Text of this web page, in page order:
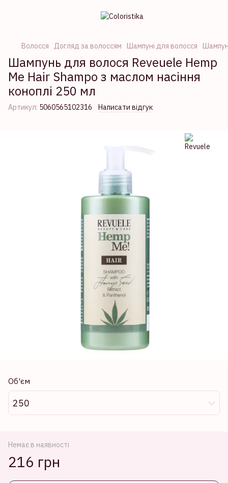
Волосся Догляд за волоссям Шампуні для волосся
Шампунь для волося Reveuele Hemp
Me Hair Shampo з маслом насіння
коноплі 250 мл
Артикул: 5060565102316 Написати відгук
Об'єм
250
Немає в наявності
216 грн